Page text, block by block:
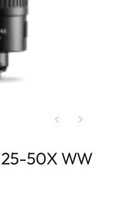
50X WW